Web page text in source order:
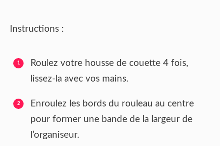
Instructions :
Roulez votre housse de couette 4 fois,
lissez-la avec vos mains.
Enroulez les bords du rouleau au centre
pour former une bande de la largeur de
l’organiseur.